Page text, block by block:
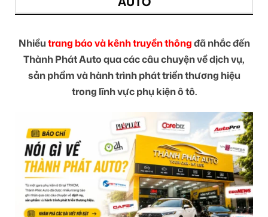
Nhiềutrang báo và kênh truyền thôngđã nhắc đến
Thành Phát Auto qua các câu chuyện về dịch vụ,
sản phẩm và hành trình phát triển thương hiệu
trong lĩnh vực phụ kiện ô tô.